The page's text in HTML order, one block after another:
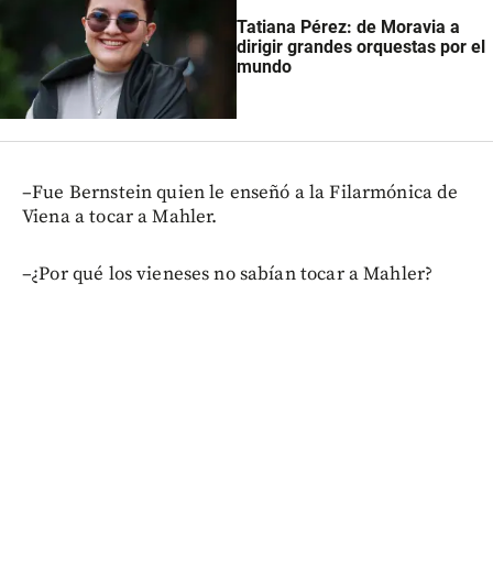
Tatiana Pérez: de Moravia a
dirigir grandes orquestas por el
mundo
–Fue Bernstein quien le enseñó a la Filarmónica de
Viena a tocar a Mahler.
–¿Por qué los vieneses no sabían tocar a Mahler?